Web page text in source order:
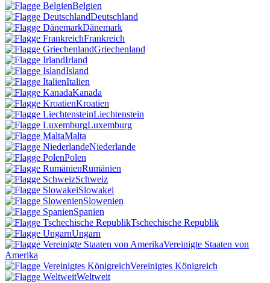
Belgien
Deutschland
Dänemark
Frankreich
Griechenland
Irland
Island
Italien
Kanada
Kroatien
Liechtenstein
Luxemburg
Malta
Niederlande
Polen
Rumänien
Schweiz
Slowakei
Slowenien
Spanien
Tschechische Republik
Ungarn
Vereinigte Staaten von
Amerika
Vereinigtes Königreich
Weltweit